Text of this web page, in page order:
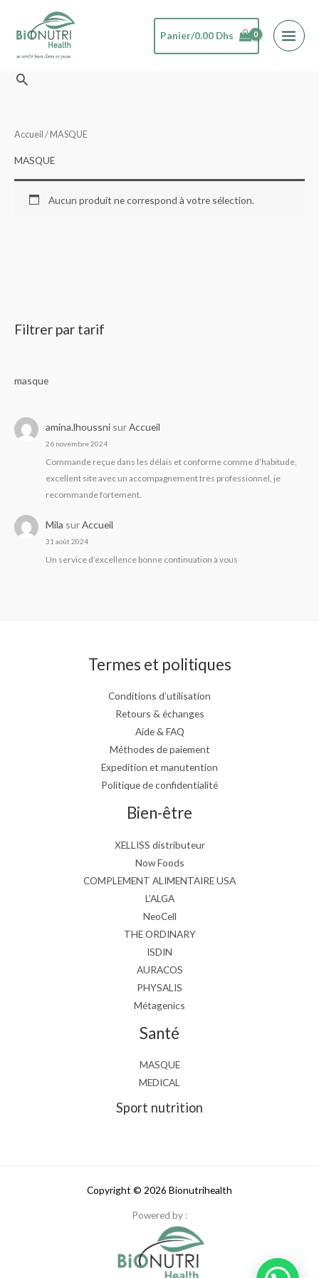
contenu
Panier/0.00 Dhs
Rechercher
Filtrer par tarif
masque
amina.lhoussni surAccueil
26 novembre 2024
Commande reçue dans les délais et conforme comme d’habitude,
excellent site avec un accompagnement très professionnel, je
recommande fortement.
Mila surAccueil
31 août 2024
Un service d’excellence bonne continuation à vous
Accueil / MASQUE
MASQUE
Aucun produit ne correspond à votre sélection.
Termes et politiques
Conditions d’utilisation
Retours & échanges
Aide & FAQ
Méthodes de paiement
Expedition et manutention
Politique de confidentialité
Bien-être
XELLISS distributeur
Now Foods
COMPLEMENT ALIMENTAIRE USA
L’ALGA
NeoCell
THE ORDINARY
ISDIN
AURACOS
PHYSALIS
Métagenics
Santé
MASQUE
MEDICAL
Sport nutrition
Copyright © 2026 Bionutrihealth
Powered by :